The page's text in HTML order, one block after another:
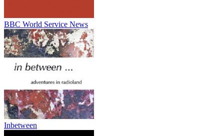
BBC World Service News
Inbetween